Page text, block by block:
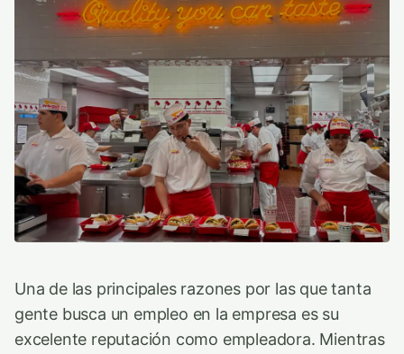
Una de las principales razones por las que tanta
gente busca un empleo en la empresa es su
excelente reputación como empleadora. Mientras